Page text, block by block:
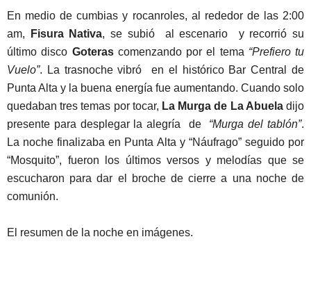
En medio de cumbias y rocanroles, al rededor de las 2:00
am,
Fisura Nativa, se subió al escenario y recorrió su
último disco Goterascomenzando por el tema “Prefiero tu
Vuelo”. La trasnoche vibró en el histórico Bar Central de
Punta Alta y la buena energía fue aumentando. Cuando solo
quedaban tres temas por tocar, La Murga de La Abueladijo
presente para desplegar la alegría de “Murga del tablón”.
La noche finalizaba en Punta Alta y “Náufrago” seguido por
“Mosquito”, fueron los últimos versos y melodías que se
escucharon para dar el broche de cierre a una noche de
comunión.
El resumen de la noche en imágenes.